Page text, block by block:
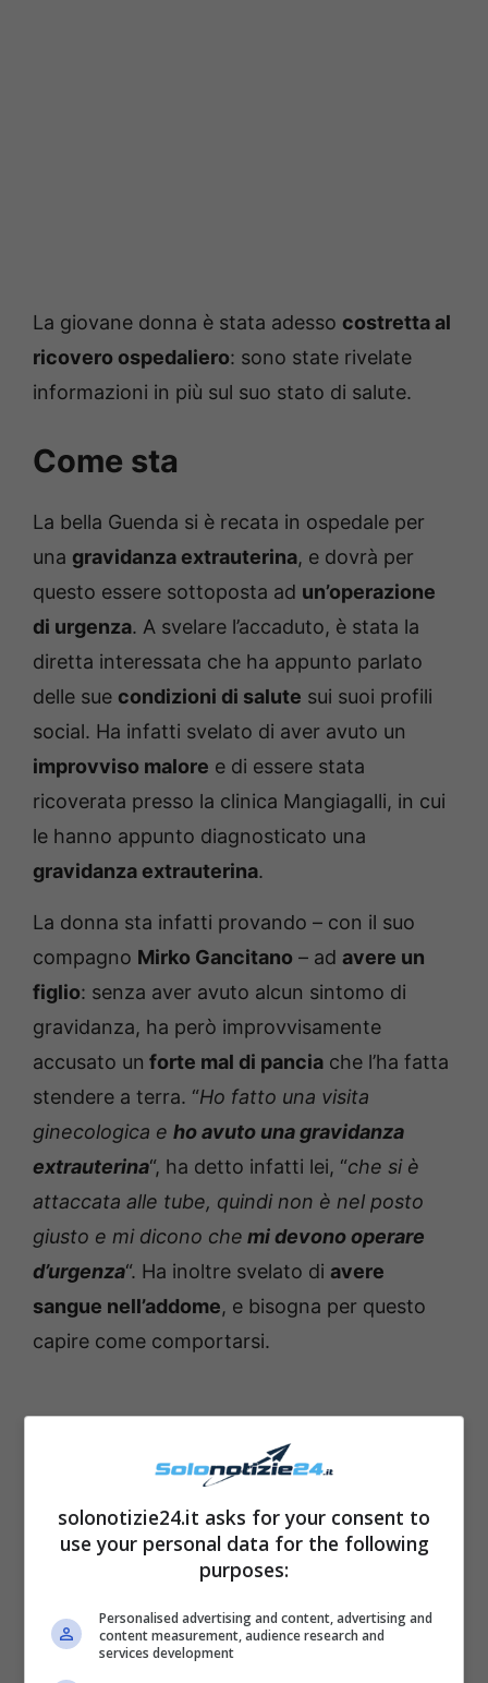
La giovane donna è stata adesso costretta al
ricovero ospedaliero: sono state rivelate
informazioni in più sul suo stato di salute.
Come sta
La bella Guenda si è recata in ospedale per
una gravidanza extrauterina, e dovrà per
questo essere sottoposta ad un’operazione
di urgenza. A svelare l’accaduto, è stata la
diretta interessata che ha appunto parlato
delle sue condizioni di salute sui suoi profili
social. Ha infatti svelato di aver avuto un
improvviso malore e di essere stata
ricoverata presso la clinica Mangiagalli, in cui
le hanno appunto diagnosticato una
gravidanza extrauterina.
La donna sta infatti provando – con il suo
compagno Mirko Gancitano – ad avere un
figlio: senza aver avuto alcun sintomo di
gravidanza, ha però improvvisamente
accusato un forte mal di pancia che l’ha fatta
stendere a terra. “Ho fatto una visita
ginecologica e ho avuto una gravidanza
extrauterina“, ha detto infatti lei, “che si è
attaccata alle tube, quindi non è nel posto
giusto e mi dicono che mi devono operare
d’urgenza“. Ha inoltre svelato di avere
sangue nell’addome, e bisogna per questo
capire come comportarsi.
solonotizie24.it asks for your consent to
use your personal data for the following
purposes:
Personalised advertising and content, advertising and
content measurement, audience research and
services development